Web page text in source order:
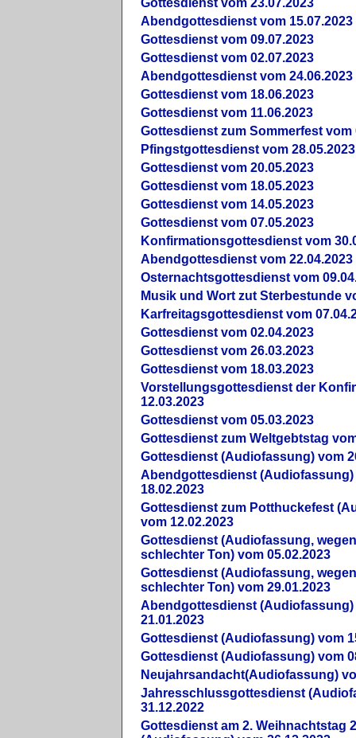
Gottesdienst vom 23.07.2023
Abendgottesdienst vom 15.07.2023
Gottesdienst vom 09.07.2023
Gottesdienst vom 02.07.2023
Abendgottesdienst vom 24.06.2023
Gottesdienst vom 18.06.2023
Gottesdienst vom 11.06.2023
Gottesdienst zum Sommerfest vom
Pfingstgottesdienst vom 28.05.2023
Gottesdienst vom 20.05.2023
Gottesdienst vom 18.05.2023
Gottesdienst vom 14.05.2023
Gottesdienst vom 07.05.2023
Konfirmationsgottesdienst vom
Abendgottesdienst vom 22.04.2023
Osternachtsgottesdienst vom
Musik und Wort zut Sterbestunde
Karfreitagsgottesdienst vom
Gottesdienst vom 02.04.2023
Gottesdienst vom 26.03.2023
Gottesdienst vom 18.03.2023
Vorstellungsgottesdienst der
12.03.2023
Gottesdienst vom 05.03.2023
Gottesdienst zum Weltgebtstag
Gottesdienst (Audiofassung) vom
Abendgottesdienst (Audiofassung)
18.02.2023
Gottesdienst zum Potthuckefest
vom 12.02.2023
Gottesdienst (Audiofassung,
schlechter Ton) vom 05.02.2023
Gottesdienst (Audiofassung,
schlechter Ton) vom 29.01.2023
Abendgottesdienst (Audiofassung)
21.01.2023
Gottesdienst (Audiofassung) vom
Gottesdienst (Audiofassung) vom
Neujahrsandacht(Audiofassung)
Jahresschlussgottesdienst
31.12.2022
Gottesdienst am 2. Weihnachtstag